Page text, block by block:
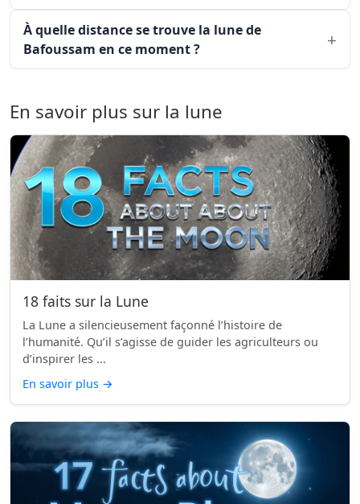
À quelle distance se trouve la lune de
Bafoussam en ce moment ?
En savoir plus sur la lune
18 faits sur la Lune
La Lune a silencieusement façonné l’histoire de
l’humanité. Qu’il s’agisse de guider les agriculteurs ou
d’inspirer les ...
En savoir plus →